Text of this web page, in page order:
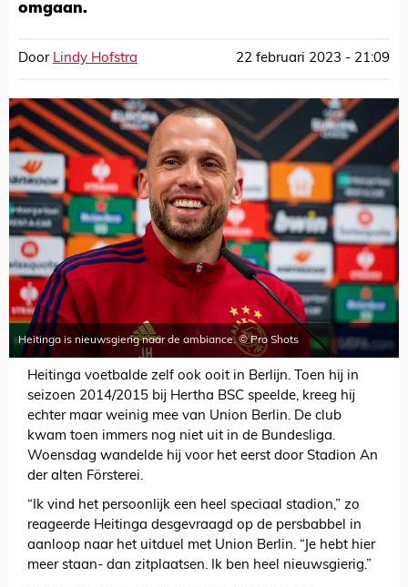
omgaan.
Door Lindy Hofstra 22 februari 2023 - 21:09
Heitinga is nieuwsgierig naar de ambiance. © Pro Shots
Heitinga voetbalde zelf ook ooit in Berlijn. Toen hij in
seizoen 2014/2015 bij Hertha BSC speelde, kreeg hij
echter maar weinig mee van Union Berlin. De club
kwam toen immers nog niet uit in de Bundesliga.
Woensdag wandelde hij voor het eerst door Stadion An
der alten Försterei.
“Ik vind het persoonlijk een heel speciaal stadion,” zo
reageerde Heitinga desgevraagd op de persbabbel in
aanloop naar het uitduel met Union Berlin. “Je hebt hier
meer staan- dan zitplaatsen. Ik ben heel nieuwsgierig.”